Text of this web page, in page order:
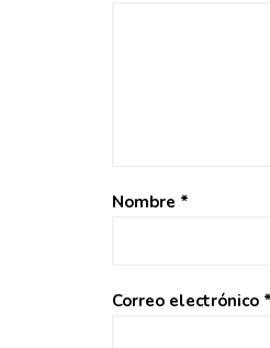
Nombre *
Correo electrónico *